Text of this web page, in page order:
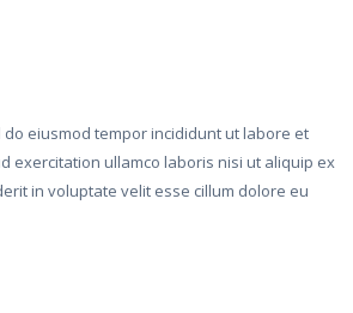
eiusmod tempor incididunt ut labore et
exercitation ullamco laboris nisi ut aliquip ex
in voluptate velit esse cillum dolore eu